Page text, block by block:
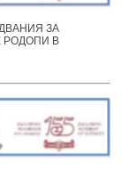
ЗА
РОДОПИ В